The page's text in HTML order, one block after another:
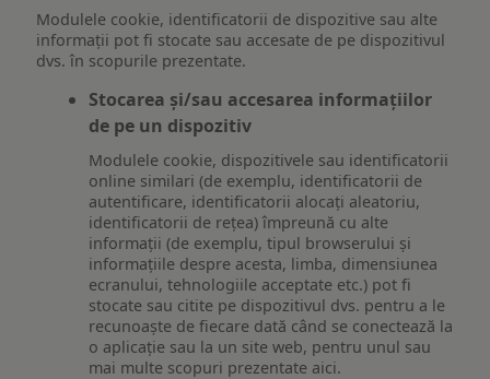
Modulele cookie, identificatorii de dispozitive sau alte
informații pot fi stocate sau accesate de pe dispozitivul
dvs. în scopurile prezentate.
Stocarea și/sau accesarea informațiilor
de pe un dispozitiv
Modulele cookie, dispozitivele sau identificatorii
online similari (de exemplu, identificatorii de
autentificare, identificatorii alocați aleatoriu,
identificatorii de rețea) împreună cu alte
informații (de exemplu, tipul browserului și
informațiile despre acesta, limba, dimensiunea
ecranului, tehnologiile acceptate etc.) pot fi
stocate sau citite pe dispozitivul dvs. pentru a le
recunoaște de fiecare dată când se conectează la
o aplicație sau la un site web, pentru unul sau
mai multe scopuri prezentate aici.